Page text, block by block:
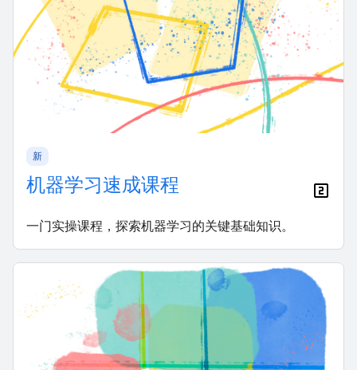
新
机器学习速成课程
一门实操课程，探索机器学习的关键基础知识。